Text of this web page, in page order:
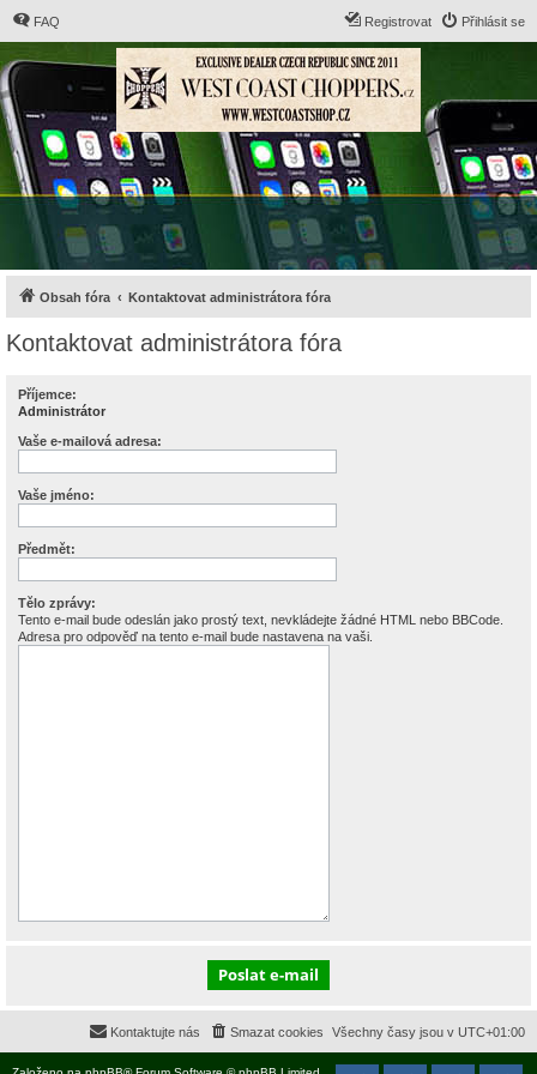
FAQ Přihlásit se
Registrovat
Obsah fóra Kontaktovat administrátora fóra
Kontaktovat administrátora fóra
Příjemce:
Administrátor
Vaše e-mailová adresa:
Vaše jméno:
Předmět:
Tělo zprávy:
Tento e-mail bude odeslán jako prostý text, nevkládejte žádné HTML nebo BBCode.
Adresa pro odpověď na tento e-mail bude nastavena na vaši.
Všechny časy jsou v UTC+01:00
Smazat cookies
Kontaktujte nás